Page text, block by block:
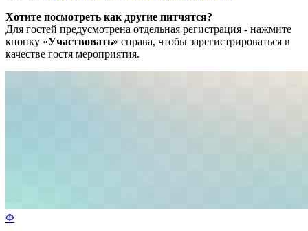
Хотите посмотреть как другие питчятся?
Для гостей предусмотрена отдельная регистрация - нажмите
кнопку «Участвовать» справа, чтобы зарегистрироваться в
качестве гостя мероприятия.
Ф